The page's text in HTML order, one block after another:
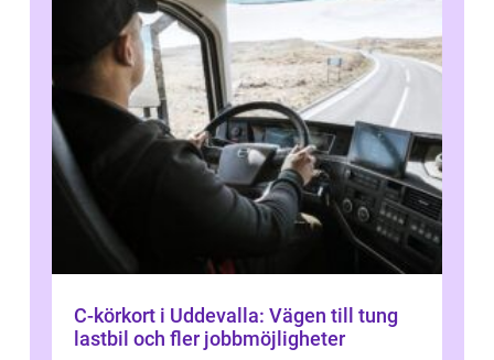
C-körkort i Uddevalla: Vägen till tung
lastbil och fler jobbmöjligheter